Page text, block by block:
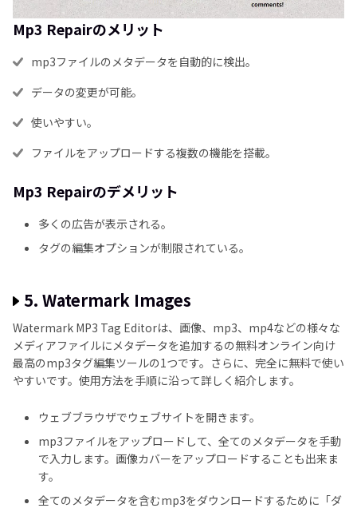
Mp3 Repairのメリット
mp3ファイルのメタデータを自動的に検出。
データの変更が可能。
使いやすい。
ファイルをアップロードする複数の機能を搭載。
Mp3 Repairのデメリット
多くの広告が表示される。
タグの編集オプションが制限されている。
5. Watermark Images
Watermark MP3 Tag Editorは、画像、mp3、mp4などの様々な
メディアファイルにメタデータを追加するの無料オンライン向け
最高のmp3タグ編集ツールの1つです。さらに、完全に無料で使い
やすいです。使用方法を手順に沿って詳しく紹介します。
ウェブブラウザでウェブサイトを開きます。
mp3ファイルをアップロードして、全てのメタデータを手動
で入力します。画像カバーをアップロードすることも出来ま
す。
全てのメタデータを含むmp3をダウンロードするために「ダ